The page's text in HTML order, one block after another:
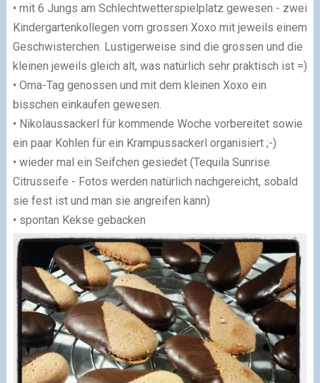
• mit 6 Jungs am Schlechtwetterspielplatz gewesen - zwei
Kindergartenkollegen vom grossen Xoxo mit jeweils einem
Geschwisterchen. Lustigerweise sind die grossen und die
kleinen jeweils gleich alt, was natürlich sehr praktisch ist =)
• Oma-Tag genossen und mit dem kleinen Xoxo ein
bisschen einkaufen gewesen.
• Nikolaussackerl für kommende Woche vorbereitet sowie
ein paar Kohlen für ein Krampussackerl organisiert ;-)
• wieder mal ein Seifchen gesiedet (Tequila Sunrise
Citrusseife - Fotos werden natürlich nachgereicht, sobald
sie fest ist und man sie angreifen kann)
• spontan Kekse gebacken